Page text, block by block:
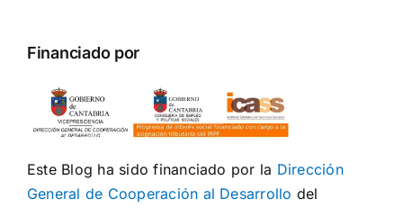
Financiado por
Este Blog ha sido financiado por la Dirección
General de Cooperación al Desarrollo del